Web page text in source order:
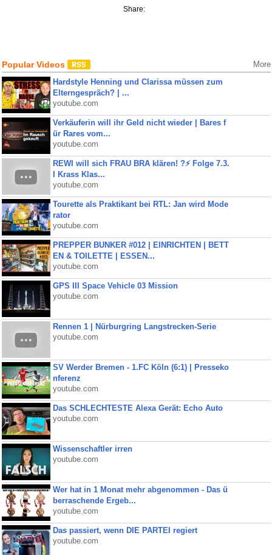
Share:
Popular Videos More
Hardstyle Henning und Clarissa müssen zum
Elterngespräch? | ...
youtube.com
Verkäuferin will ihr Geld nicht wieder | Bares f
ür Rares vom...
youtube.com
REWI will sich FRAU BRA klären! ?⚡️ Folge 7.3.
I Krass Klas...
youtube.com
Tourette als Praktikant bei RTL: Jan wird Mode
rator
youtube.com
PREPPER BUNKER #012 | EINRICHTEN | BETT
EN & TOILETTE | ESSEN...
youtube.com
GPS III Space Vehicle 03 Mission
youtube.com
Rennen 1 | Nürburgring Langstrecken-Serie
youtube.com
SV Werder Bremen - 1.FC Köln (6:1) | Presseko
nferenz
youtube.com
Das SCHLECHTESTE Alexa Gerät: Echo Auto
youtube.com
Wissenschaftler irren
youtube.com
Wer hat in 1 Monat mehr abgenommen - Das ü
berraschende Ergeb...
youtube.com
Das passiert, wenn DIE PARTEI regiert
youtube.com